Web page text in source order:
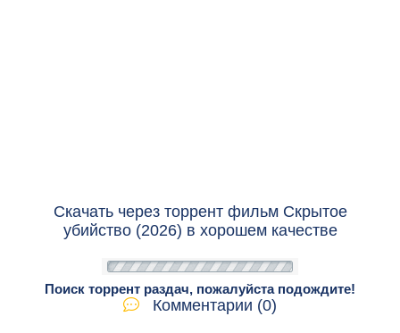
Скачать через торрент фильм Скрытое
убийство (2026) в хорошем качестве
Поиск торрент раздач, пожалуйста подождите!
Комментарии (0)